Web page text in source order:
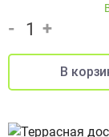
- +